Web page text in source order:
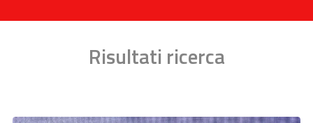
Risultati ricerca